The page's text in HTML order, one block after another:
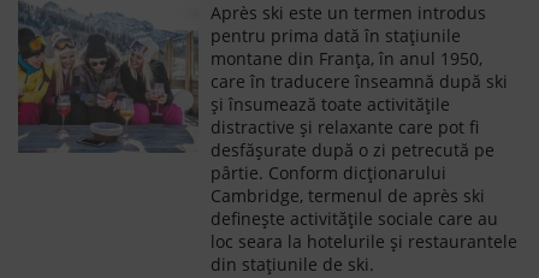
Après ski este un termen introdus
pentru prima dată în stațiunile
montane din Franța, în anul 1950,
care în traducere înseamnă după ski
și însumează toate activitățile
distractive și relaxante care pot fi
desfășurate după o zi petrecută pe
pârtie. Conform dicționarului
Cambridge, termenul de après ski
definește activitățile sociale care au
loc seara la hotelurile și restaurantele
din stațiunile de ski.